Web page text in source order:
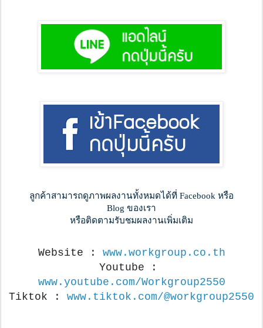
ลูกค้าสามารถดูภาพผลงานทั้งหมดได้ที่ Facebook หรือ
Blog ของเรา
หรือติดตามรับชมผลงานเพิ่มเติม
Website : www.workgroup.co.th
www.youtube.com/Workgroup2550
Tiktok : www.tiktok.com/@workgroup2550